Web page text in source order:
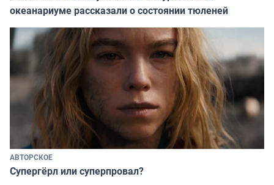
океанариуме рассказали о состоянии тюленей
АВТОРСКОЕ
Супергёрл или суперпровал?